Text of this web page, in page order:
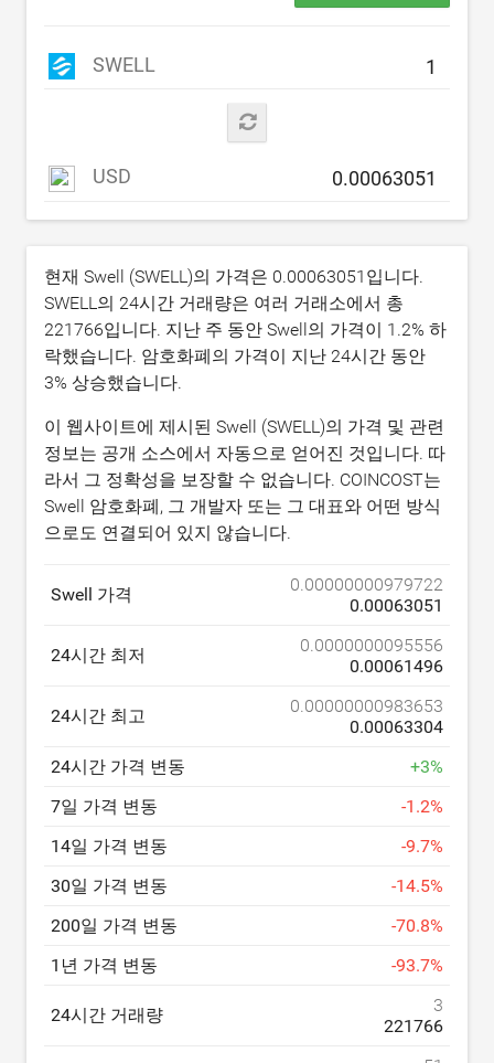
SWELL
USD
현재 Swell (SWELL)의 가격은 0.00063051 입니다.
SWELL의 24시간 거래량은 여러 거래소에서 총
221766입니다. 지난 주 동안 Swell의 가격이 1.2% 하
락했습니다. 암호화폐의 가격이 지난 24시간 동안
3% 상승했습니다.
이 웹사이트에 제시된 Swell (SWELL)의 가격 및 관련
정보는 공개 소스에서 자동으로 얻어진 것입니다. 따
라서 그 정확성을 보장할 수 없습니다. COINCOST는
Swell 암호화폐, 그 개발자 또는 그 대표와 어떤 방식
으로도 연결되어 있지 않습니다.
Swell 가격
0.00000000979722
0.00063051
24시간 최저
0.0000000095556
0.00061496
24시간 최고
0.00000000983653
0.00063304
24시간 가격 변동
+3%
7일 가격 변동
-1.2%
14일 가격 변동
-9.7%
30일 가격 변동
-14.5%
200일 가격 변동
-70.8%
1년 가격 변동
-93.7%
24시간 거래량
3
221766